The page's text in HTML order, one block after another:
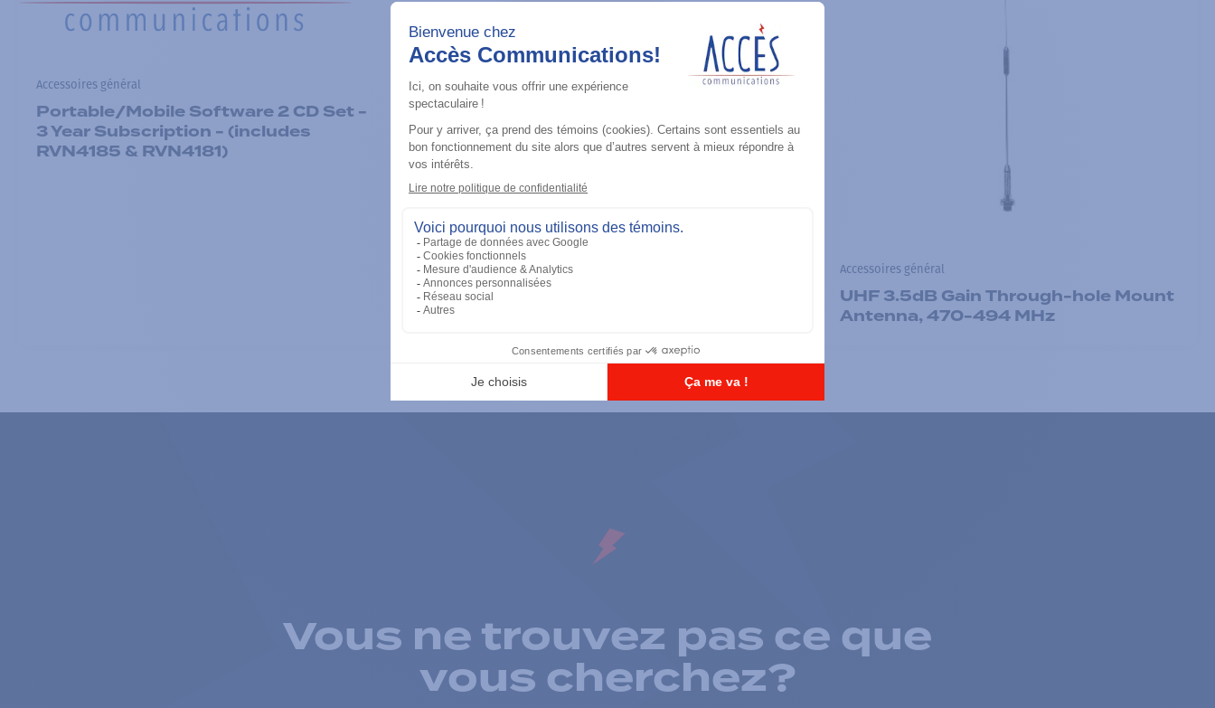
Accessoires général
Portable/Mobile Software 2 CD Set -
3 Year Subscription - (includes
RVN4185 & RVN4181)
Accessoires général
PM1200 Mobile CPS
Accessoires général
UHF 3.5dB Gain Through-hole Mount
Antenna, 470-494 MHz
Vous ne trouvez pas ce que
vous cherchez?